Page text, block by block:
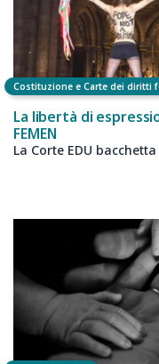
Costituzione e Carte dei diritti
La libertà di
FEMEN
La Corte EDU